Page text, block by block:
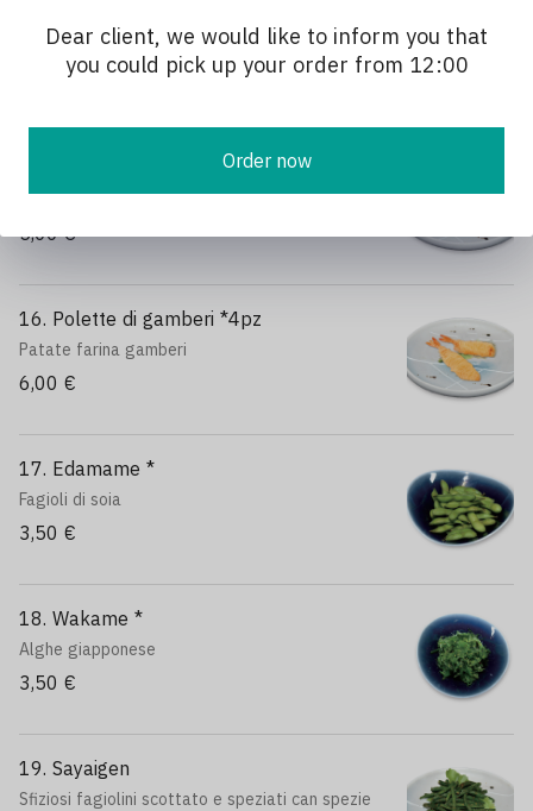
Dear client, we would like to inform you that
you could pick up your order from 12:00
Order now
3,00 €
Polette di pesce
5,00 €
16. Polette di gamberi *4pz
Patate farina gamberi
6,00 €
17. Edamame *
Fagioli di soia
3,50 €
18. Wakame *
Alghe giapponese
3,50 €
19. Sayaigen
Sfiziosi fagiolini scottato e speziati can spezie